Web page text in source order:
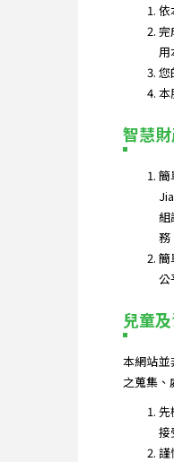
依
完
用
您
本
智慧
簡
組
務
簡
公
兒童
本網站並
之蒐集、
先
接
謹